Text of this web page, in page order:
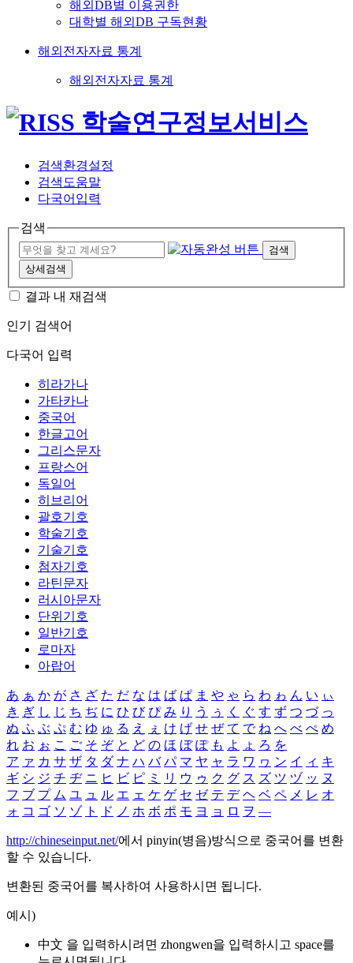
해외DB별 이용권한
대학별 해외DB 구독현황
해외전자자료 통계
해외전자자료 통계
검색환경설정
검색도움말
다국어입력
검색
검색
상세검색
결과 내 재검색
인기 검색어
다국어 입력
히라가나
가타카나
중국어
한글고어
그리스문자
프랑스어
독일어
히브리어
괄호기호
학술기호
기술기호
첨자기호
라틴문자
러시아문자
단위기호
일반기호
로마자
아랍어
あ ぁ か が さ ざ た だ な は ば ぱ ま や ゃ ら わ ゎ ん い ぃ
き ぎ し じ ち ぢ に ひ び ぴ み り う ぅ く ぐ す ず つ づ っ
ぬ ふ ぶ ぷ む ゆ ゅ る え ぇ け げ せ ぜ て で ね へ べ ぺ め
れ お ぉ こ ご そ ぞ と ど の ほ ぼ ぽ も よ ょ ろ を
ア ァ カ サ ザ タ ダ ナ ハ バ パ マ ヤ ャ ラ ワ ヮ ン イ ィ キ
ギ シ ジ チ ヂ ニ ヒ ビ ピ ミ リ ウ ゥ ク グ ス ズ ツ ヅ ッ ヌ
フ ブ プ ム ユ ュ ル エ ェ ケ ゲ セ ゼ テ デ ヘ ベ ペ メ レ オ
ォ コ ゴ ソ ゾ ト ド ノ ホ ボ ポ モ ヨ ョ ロ ヲ ―
http://chineseinput.net/에서 pinyin(병음)방식으로 중국어를 변환
할 수 있습니다.
변환된 중국어를 복사하여 사용하시면 됩니다.
예시)
中文 을 입력하시려면 zhongwen을 입력하시고 space를